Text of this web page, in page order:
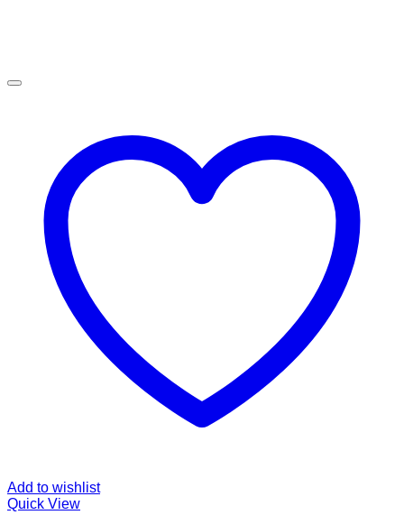
Add to wishlist
Quick View